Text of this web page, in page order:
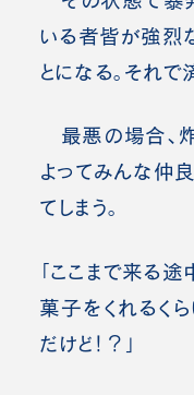
いる者皆が強烈
とになる。それで
最悪の場合、
よってみんな仲良
てしまう。
「ここまで来る
菓子をくれるく
だけど！？」